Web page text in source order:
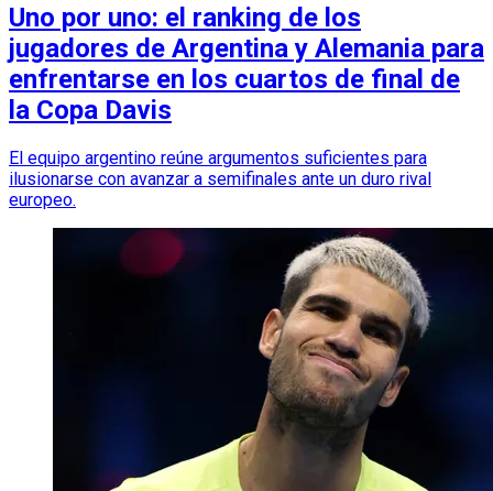
Uno por uno: el ranking de los
jugadores de Argentina y Alemania para
enfrentarse en los cuartos de final de
la Copa Davis
El equipo argentino reúne argumentos suficientes para
ilusionarse con avanzar a semifinales ante un duro rival
europeo.